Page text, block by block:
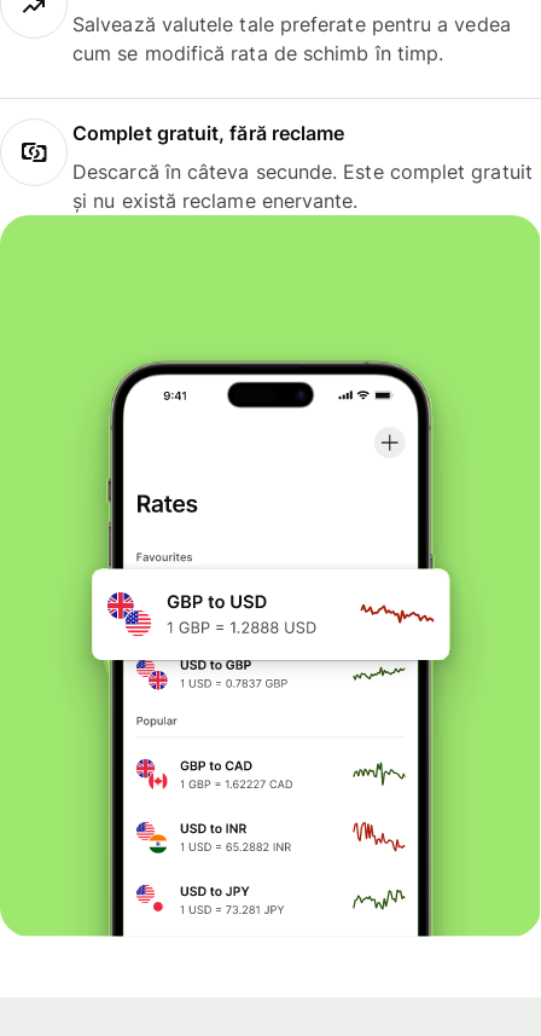
Salvează valutele tale preferate pentru a vedea
cum se modifică rata de schimb în timp.
Complet gratuit, fără reclame
Descarcă în câteva secunde. Este complet gratuit
și nu există reclame enervante.